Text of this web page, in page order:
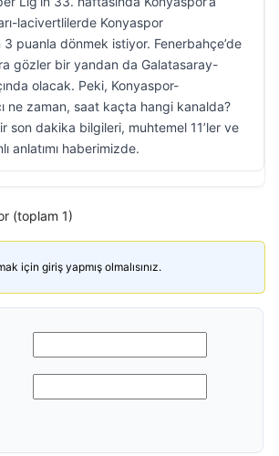
lacivertlilerde Konyaspor
3 puanla dönmek istiyor. Fenerbahçe’de
gözler bir yandan da Galatasaray-
olacak. Peki, Konyaspor-
ne zaman, saat kaçta hangi kanalda?
son dakika bilgileri, muhtemel 11’ler ve
anlatımı haberimizde.
(toplam 1)
için giriş yapmış olmalısınız.